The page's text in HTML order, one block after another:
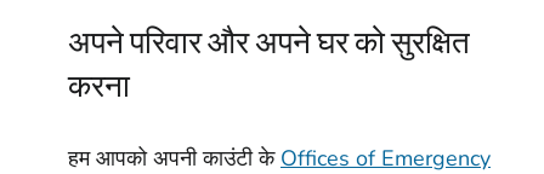
अपने परिवार और अपने घर को सुरक्षित
करना
हम आपको अपनी काउंटी के Offices of Emergency